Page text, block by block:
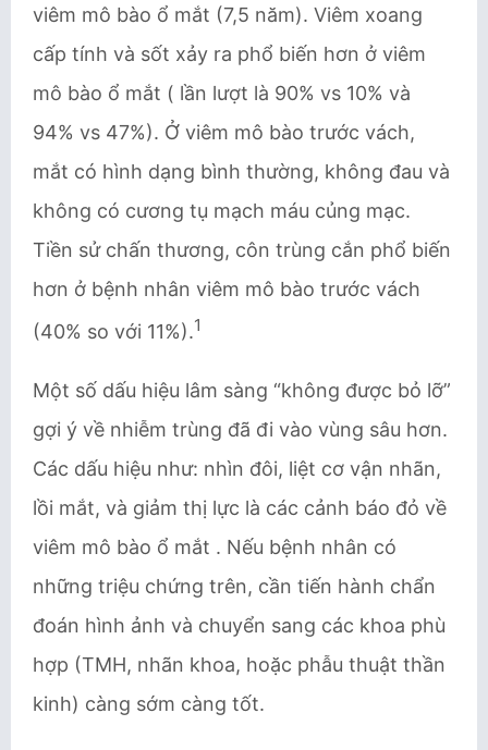
viêm mô bào ổ mắt (7,5 năm). Viêm xoang
cấp tính và sốt xảy ra phổ biến hơn ở viêm
mô bào ổ mắt ( lần lượt là 90% vs 10% và
94% vs 47%). Ở viêm mô bào trước vách,
mắt có hình dạng bình thường, không đau và
không có cương tụ mạch máu củng mạc.
Tiền sử chấn thương, côn trùng cắn phổ biến
hơn ở bệnh nhân viêm mô bào trước vách
(40% so với 11%).1
Một số dấu hiệu lâm sàng “không được bỏ lỡ”
gợi ý về nhiễm trùng đã đi vào vùng sâu hơn.
Các dấu hiệu như: nhìn đôi, liệt cơ vận nhãn,
lồi mắt, và giảm thị lực là các cảnh báo đỏ về
viêm mô bào ổ mắt . Nếu bệnh nhân có
những triệu chứng trên, cần tiến hành chẩn
đoán hình ảnh và chuyển sang các khoa phù
hợp (TMH, nhãn khoa, hoặc phẫu thuật thần
kinh) càng sớm càng tốt.